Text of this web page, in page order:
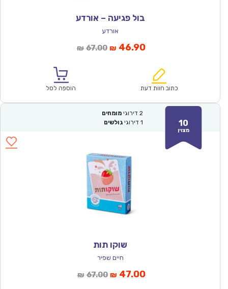
בול פגיעה – אורדע
אורדע
₪ 67.00המחיר
₪67.00.
₪ 46.90המחיר
הוא:
כתוב חוות דעת הוספה לסל
10
מצוין
2 דירוגי מומחים
1 דירוגי גולשים
שוקו תות
חיים שפיר
₪ 67.00המחיר
₪ 47.00המחיר